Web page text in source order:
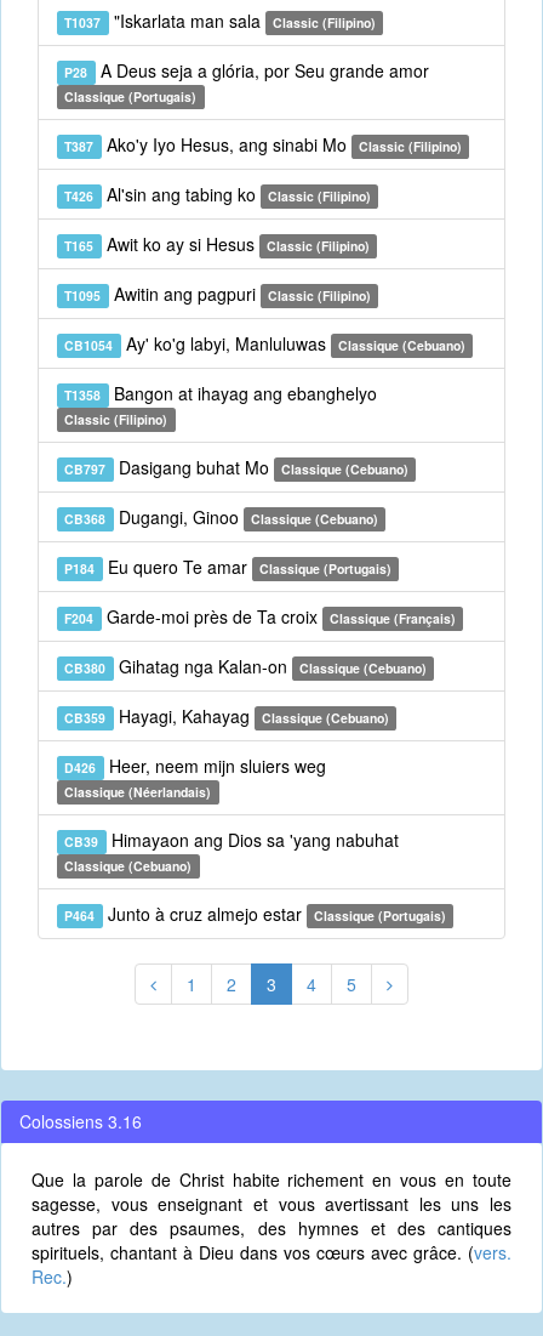
T1037 "Iskarlata man sala Classic (Filipino)
P28 A Deus seja a glória, por Seu grande amor
Classique (Portugais)
T387 Ako'y Iyo Hesus, ang sinabi Mo Classic (Filipino)
T426 Al'sin ang tabing ko Classic (Filipino)
T165 Awit ko ay si Hesus Classic (Filipino)
T1095 Awitin ang pagpuri Classic (Filipino)
CB1054 Ay' ko'g labyi, Manluluwas Classique (Cebuano)
T1358 Bangon at ihayag ang ebanghelyo
Classic (Filipino)
CB797 Dasigang buhat Mo Classique (Cebuano)
CB368 Dugangi, Ginoo Classique (Cebuano)
P184 Eu quero Te amar Classique (Portugais)
F204 Garde-moi près de Ta croix Classique (Français)
CB380 Gihatag nga Kalan-on Classique (Cebuano)
CB359 Hayagi, Kahayag Classique (Cebuano)
D426 Heer, neem mijn sluiers weg
Classique (Néerlandais)
CB39 Himayaon ang Dios sa 'yang nabuhat
Classique (Cebuano)
P464 Junto à cruz almejo estar Classique (Portugais)
1 2 3 4 5
Colossiens 3.16
Que la parole de Christ habite richement en vous en toute
sagesse, vous enseignant et vous avertissant les uns les
autres par des psaumes, des hymnes et des cantiques
spirituels, chantant à Dieu dans vos cœurs avec grâce. (vers.
Rec.)